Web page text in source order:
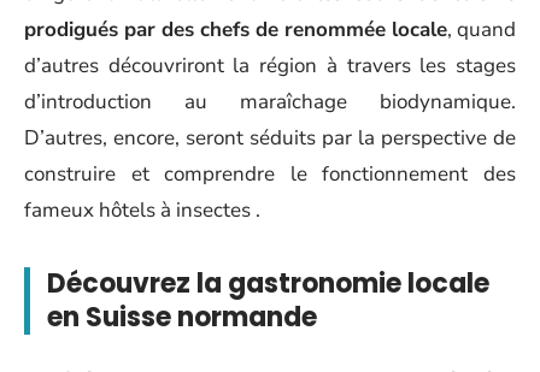
prodigués par des chefs de renommée locale, quand
d’autres découvriront la région à travers les stages
d’introduction au maraîchage biodynamique.
D’autres, encore, seront séduits par la perspective de
construire et comprendre le fonctionnement des
fameux hôtels à insectes .
Découvrez la gastronomie locale
en Suisse normande